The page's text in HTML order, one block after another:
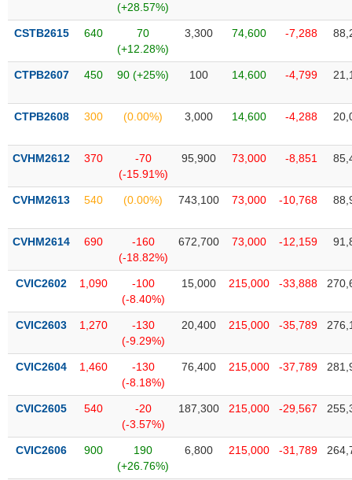
(+28.57%)
CSTB2615 640
70
(+12.28%)
3,300 74,600 -7,288
CTPB2607 450 90 (+25%) 100 14,600 -4,799
CTPB2608 300 (0.00%) 3,000 14,600 -4,288
CVHM2612 370
-70
(-15.91%)
95,900 73,000 -8,851
CVHM2613 540 (0.00%) 743,100 73,000 -10,768
CVHM2614 690
-160
(-18.82%)
672,700 73,000 -12,159
CVIC2602 1,090
-100
(-8.40%)
15,000 215,000 -33,888
CVIC2603 1,270
-130
(-9.29%)
20,400 215,000 -35,789
CVIC2604 1,460
-130
(-8.18%)
76,400 215,000 -37,789
CVIC2605 540
-20
(-3.57%)
187,300 215,000 -29,567
CVIC2606 900
190
(+26.76%)
6,800 215,000 -31,789